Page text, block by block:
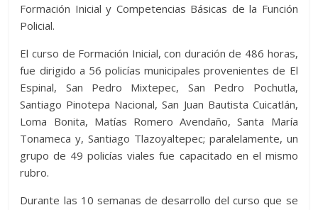
Formación Inicial y Competencias Básicas de la Función
Policial.
El curso de Formación Inicial, con duración de 486 horas,
fue dirigido a 56 policías municipales provenientes de El
Espinal, San Pedro Mixtepec, San Pedro Pochutla,
Santiago Pinotepa Nacional, San Juan Bautista Cuicatlán,
Loma Bonita, Matías Romero Avendaño, Santa María
Tonameca y, Santiago Tlazoyaltepec; paralelamente, un
grupo de 49 policías viales fue capacitado en el mismo
rubro.
Durante las 10 semanas de desarrollo del curso que se